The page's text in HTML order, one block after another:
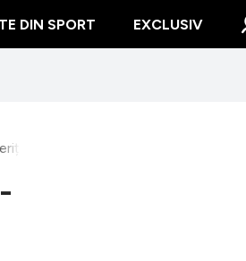
DIN SPORT EXCLUSIV